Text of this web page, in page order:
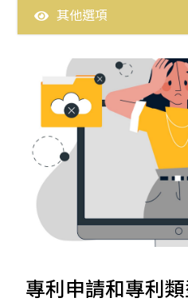
最新消息
其他選項
商標
著作權
專利申請和專利